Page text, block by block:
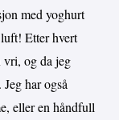
med yoghurt
Etter hvert
vri, og da jeg
har også
eller en håndfull